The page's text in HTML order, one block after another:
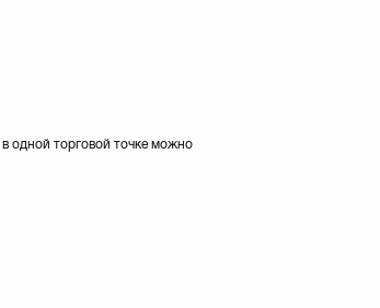
одной торговой точке можно